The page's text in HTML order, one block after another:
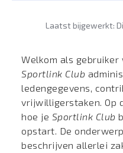
Laatst bijgewerkt:
Welkom als gebruiker
Sportlink Club
ledengegevens,
vrijwilligerstaken. Op
hoe je Sportlink Club
opstart. De
beschrijven allerlei